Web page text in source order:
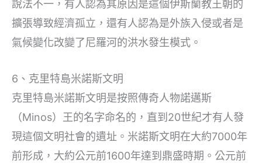
說法不一，有人認為其原因是這個伊斯蘭教王朝的
擴張導致經濟孤立，還有人認為是外族入侵或者是
氣候變化改變了尼羅河的洪水發生模式。
6、克里特島米諾斯文明
克里特島米諾斯文明是按照傳奇人物諾邁斯
（Minos）王的名字命名的，直到20世紀才有人發
現這個文明社會的遺址。米諾斯文明在大約7000年
前形成，大約公元前1600年達到鼎盛時期。公元前